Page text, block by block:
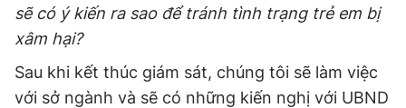
sẽ có ý kiến ra sao để tránh tình trạng trẻ em bị
xâm hại?
Sau khi kết thúc giám sát, chúng tôi sẽ làm việc
với sở ngành và sẽ có những kiến nghị với UBND